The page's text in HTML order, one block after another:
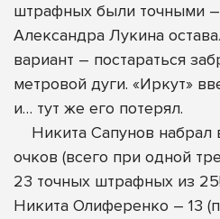
штрафных были точными
Александра Лукина
вариант – постараться
метровой дуги. «Иркут»
и… тут же его потерял.
Никита Сапунов набрал
очков (всего при одной
23 точных штрафных из
Никита Олиференко – 13